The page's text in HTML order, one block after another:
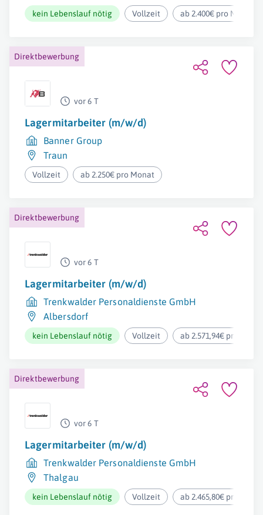
kein Lebenslauf nötig Vollzeit ab 2.400€ pro Monat
Direktbewerbung
vor 6 T
Lagermitarbeiter (m/w/d)
Banner Group
Traun
Vollzeit ab 2.250€ pro Monat
Direktbewerbung
vor 6 T
Lagermitarbeiter (m/w/d)
Trenkwalder Personaldienste GmbH
Albersdorf
kein Lebenslauf nötig Vollzeit ab 2.571,94€ pro
Direktbewerbung
vor 6 T
Lagermitarbeiter (m/w/d)
Trenkwalder Personaldienste GmbH
Thalgau
kein Lebenslauf nötig Vollzeit ab 2.465,80€ pro